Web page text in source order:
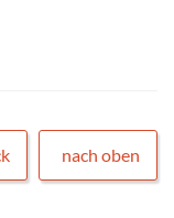
nach oben